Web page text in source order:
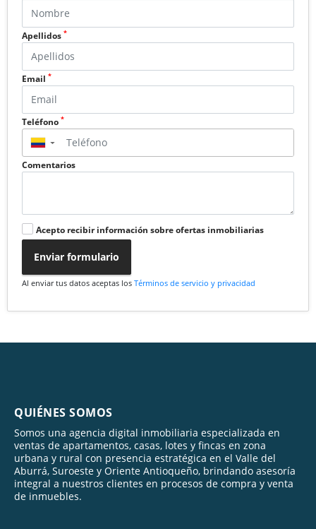
Apellidos *
Email *
Teléfono *
▼
Comentarios
Acepto recibir información sobre ofertas inmobiliarias
Enviar formulario
Al enviar tus datos aceptas los Términos de servicio y privacidad
QUIÉNES SOMOS
Somos una agencia digital inmobiliaria especializada en
ventas de apartamentos, casas, lotes y fincas en zona
urbana y rural con presencia estratégica en el Valle del
Aburrá, Suroeste y Oriente Antioqueño, brindando asesoría
integral a nuestros clientes en procesos de compra y venta
de inmuebles.